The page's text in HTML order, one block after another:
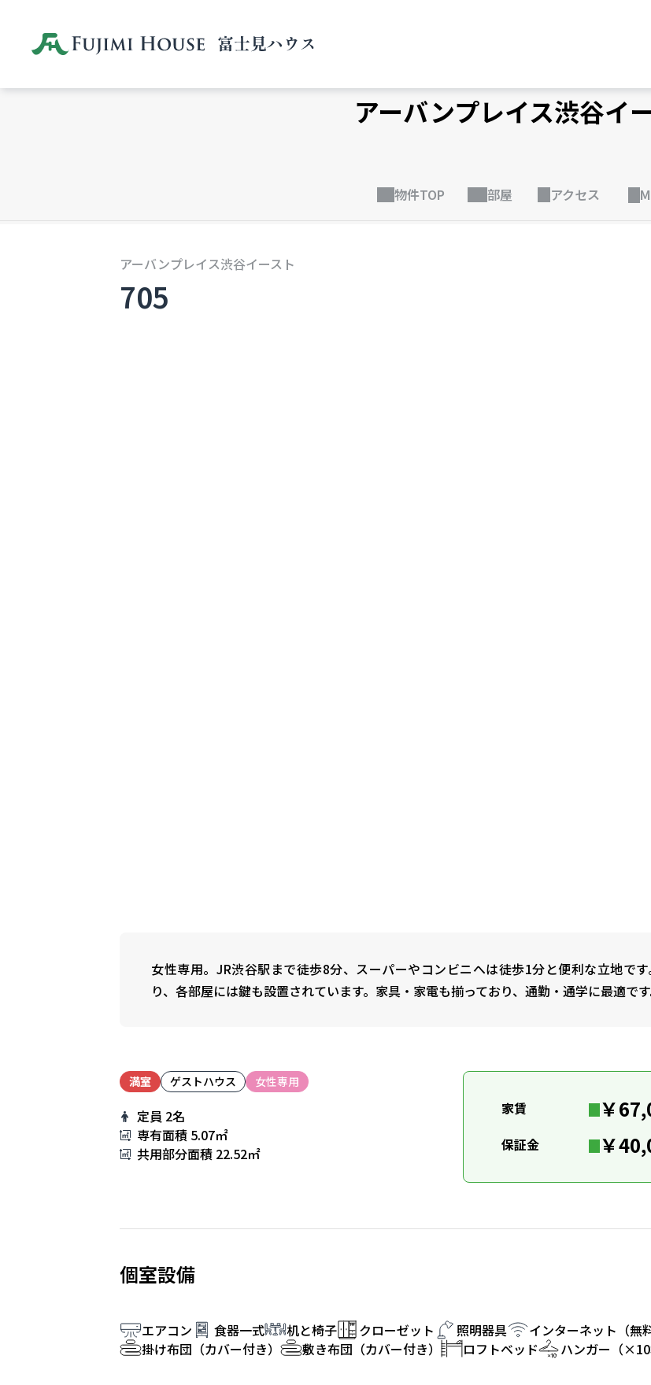
物件TOP 部屋 アクセス
アーバンプレイス渋谷イースト
705
アーバンプレイス渋谷イ
女性専用。JR渋谷駅まで徒歩8分、スーパーやコンビニへは徒歩1分と便利な立地で
り、各部屋には鍵も設置されています。家具・家電も揃っており、通勤・通学に最適です
満室 ゲストハウス 女性専用
定員 2名
専有面積 5.07㎡
共用部分面積 22.52㎡
家賃 ￥
保証金 ￥
個室設備
エアコン 食器一式 机と椅子 クローゼット 照明器具 インターネット（無
掛け布団（カバー付き）
敷き布団（カバー付き） ロフトベッド ハンガー（×10